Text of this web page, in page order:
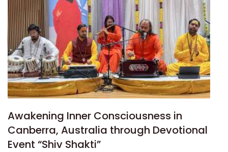
Awakening Inner Consciousness in
Canberra, Australia through Devotional
Event “Shiv Shakti”